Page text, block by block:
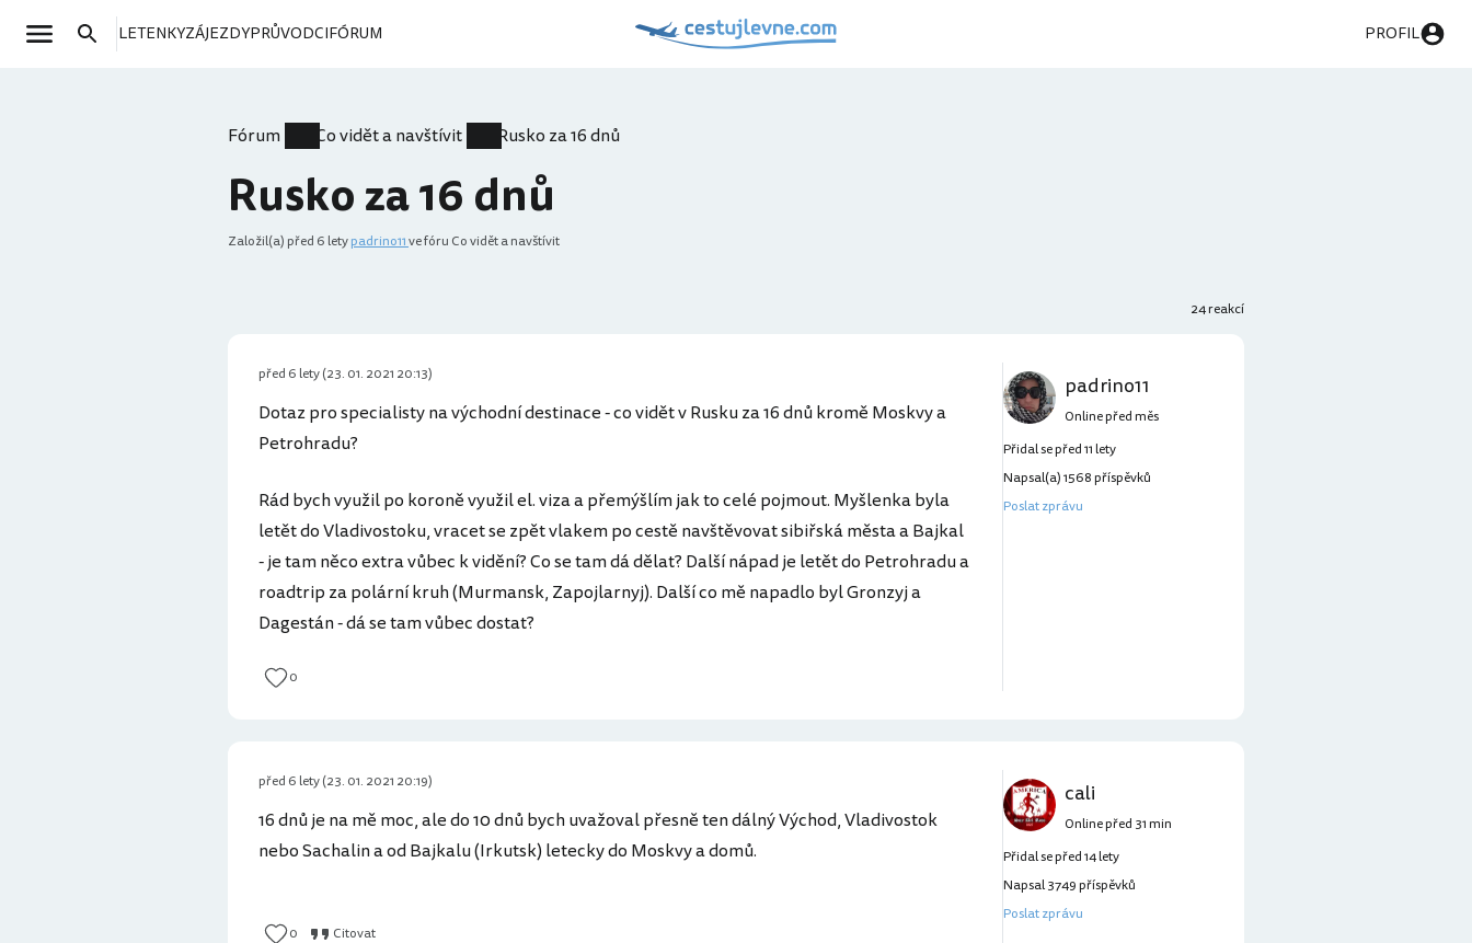
LETENKYZÁJEZDYPRŮVODCIFÓRUM PROFIL
Fórum Co vidět a navštívit Rusko za 16 dnů
Rusko za 16 dnů
Založil(a) před 6 letypadrino11ve fóru Co vidět a navštívit
24 reakcí
Dotaz pro specialisty na východní destinace - co vidět v Rusku za 16 dnů kromě Moskvy a
Petrohradu?
Rád bych využil po koroně využil el. viza a přemýšlím jak to celé pojmout. Myšlenka byla
letět do Vladivostoku, vracet se zpět vlakem po cestě navštěvovat sibiřská města a Bajkal
- je tam něco extra vůbec k vidění? Co se tam dá dělat? Další nápad je letět do Petrohradu a
roadtrip za polární kruh (Murmansk, Zapojlarnyj). Další co mě napadlo byl Gronzyj a
Dagestán - dá se tam vůbec dostat?
0
padrino11
před 6 lety (23. 01. 2021 20:13)
Online před měs
Přidal se před 11 lety
Napsal(a) 1568 příspěvků
Poslat zprávu
16 dnů je na mě moc, ale do 10 dnů bych uvažoval přesně ten dálný Východ, Vladivostok
nebo Sachalin a od Bajkalu (Irkutsk) letecky do Moskvy a domů.
0 Citovat
cali
před 6 lety (23. 01. 2021 20:19)
Online před 31 min
Přidal se před 14 lety
Napsal 3749 příspěvků
Poslat zprávu